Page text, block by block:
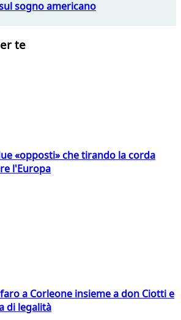
sogno americano
te
«opposti» che tirando la corda
l'Europa
a Corleone insieme a don Ciotti e
di legalità